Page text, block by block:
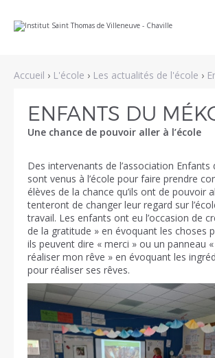
au
la
personnels
Accueil › L'école › Les actualités de l'école ›
ENFANTS DU
Une chance de pouvoir aller à l’école
Des intervenants de l’association Enfants
sont venus à l’école pour faire prendre
élèves de la chance qu’ils ont de pouvoir
tenteront de changer leur regard sur
travail. Les enfants ont eu l’occasion de
de la gratitude » en évoquant les choses
ils peuvent dire « merci » ou un panneau
réaliser mon rêve » en évoquant les
pour réaliser ses rêves.